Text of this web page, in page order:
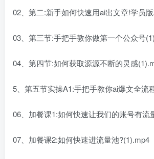
02、第二:新手如何快速用ai出文章!学员
03、第三节:手把手教你做第一个公众号
04、第四节:如何获取源源不断的灵感
5、第五节实操A1:手把手教你ai爆文全流
06、加餐课1:如何快速让我们的账号有流
07、加餐课2:如何快速进流量池?(1).mp4